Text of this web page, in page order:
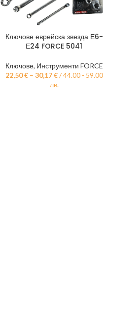
Ключове еврейска звезда Е6-
Е24 FORCE 5041
Ключове, Инструменти FORCE
22,50€ – 30,17€ / 44.00 - 59.00
лв.